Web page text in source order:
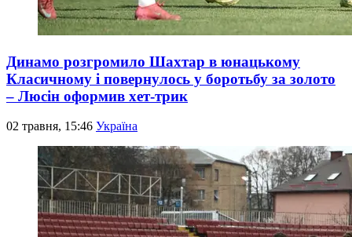
Динамо розгромило Шахтар в юнацькому
Класичному і повернулось у боротьбу за золото
– Люсін оформив хет-трик
02 травня, 15:46 Україна